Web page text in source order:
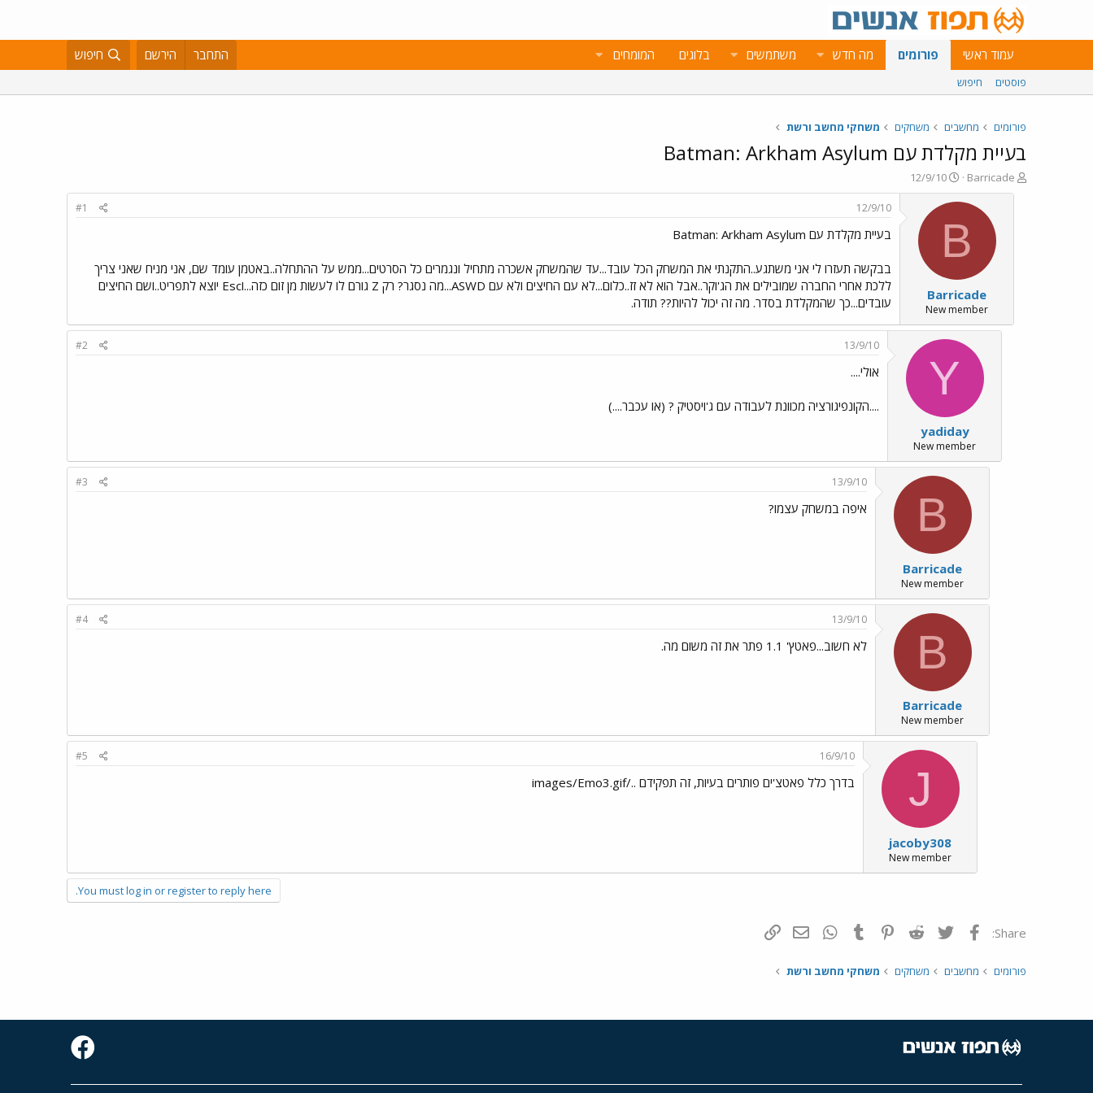
עמוד ראשי פורומים מה חדש משתמשים בלוגים המומחים התחבר הירשם חיפוש
פוסטים חיפוש
פורומים מחשבים משחקים משחקי מחשב ורשת
בעיית מקלדת עם Batman: Arkham Asylum
פ
ו
Barricade
פ
ו
ר
א
ר
י
ך
12/9/10
B
Barricade
New member
12/9/10
#1
בעיית מקלדת עם Batman: Arkham Asylum
בבקשה תעזרו לי אני משתגע..התקנתי את המשחק הכל עובד...עד שהמשחק אשכרה מתחיל ונגמרים כל הסרטים...ממש על ההתחלה..באטמן עומד שם, אני מניח שאני צריך
ללכת אחרי החברה שמובילים את הג'וקר..אבל הוא לא זז..כלום...לא עם החיצים ולא עם ASWD...מה נסגר? רק Z גורם לו לעשות מן זום כזה...וEsc יוצא לתפריט..ושם החיצים
עובדים...כך שהמקלדת בסדר. מה זה יכול להיות?? תודה.
Y
yadiday
New member
13/9/10
#2
אולי....
....הקונפיגורציה מכוונת לעבודה עם ג'ויסטיק ? (או עכבר....)
B
Barricade
New member
13/9/10
#3
איפה במשחק עצמו?
B
Barricade
New member
13/9/10
#4
לא חשוב...פאטץ' 1.1 פתר את זה משום מה.
J
jacoby308
New member
16/9/10
#5
בדרך כלל פאטצ'ים פותרים בעיות, זה תפקידם ../images/Emo3.gif
You must log in or register to reply here.
Share: פייסבוק Twitter
Reddit
Pinterest
Tumblr
WhatsAppדואר אלקטרוני
פורומים מחשבים משחקים משחקי מחשב ורשת